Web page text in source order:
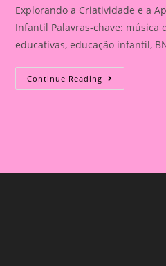
Explorando a Criatividade e a
Infantil Palavras-chave: música
educativas, educação infantil,
Continue Reading Atividade
Educativa
Criatividade